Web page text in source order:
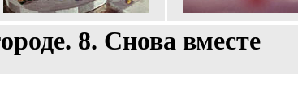
8. Снова вместе